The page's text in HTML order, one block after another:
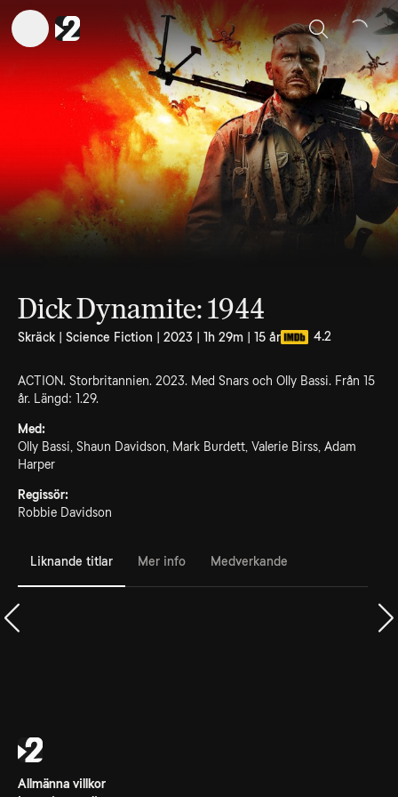
Sök
Dick Dynamite: 1944
Skräck | Science Fiction | 2023 | 1h 29m | 15 år 4.2
ACTION. Storbritannien. 2023. Med Snars och Olly Bassi. Från 15
år. Längd: 1.29.
Med:
Olly Bassi, Shaun Davidson, Mark Burdett, Valerie Birss, Adam
Harper
Regissör:
Robbie Davidson
Liknande titlar Mer info Medverkande
Allmänna villkor